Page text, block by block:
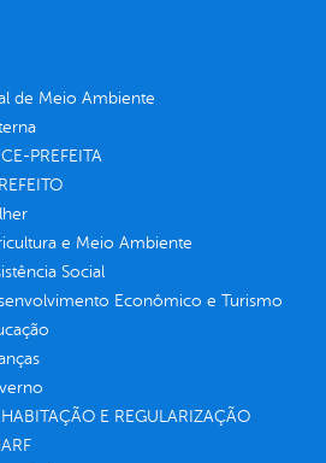
de Meio Ambiente
PREFEITA
e Meio Ambiente
Social
Econômico e Turismo
E REGULARIZAÇÃO